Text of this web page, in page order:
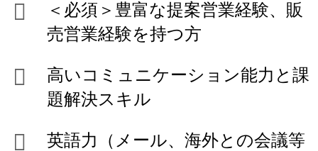
＜必須＞豊富な提案営業経験、販
売営業経験を持つ方
高いコミュニケーション能力と課
題解決スキル
英語力（メール、海外との会議等